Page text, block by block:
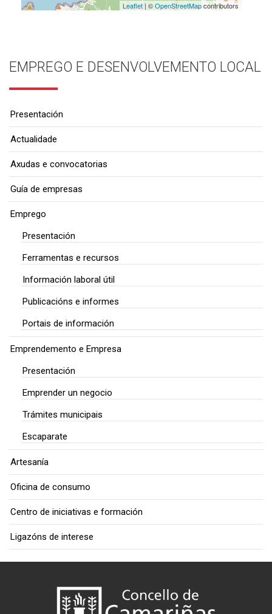
Leaflet| ©OpenStreetMapcontributors
EMPREGO E DESENVOLVEMENTO LOCAL
Presentación
Actualidade
Axudas e convocatorias
Guía de empresas
Emprego
Presentación
Ferramentas e recursos
Información laboral útil
Publicacións e informes
Portais de información
Emprendemento e Empresa
Presentación
Emprender un negocio
Trámites municipais
Escaparate
Artesanía
Oficina de consumo
Centro de iniciativas e formación
Ligazóns de interese